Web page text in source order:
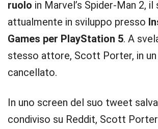
ruolo in Marvel’s Spider-Man 2, il
attualmente in sviluppo presso
Games per PlayStation 5. A
stesso attore, Scott Porter, in
cancellato.
In uno screen del suo tweet
condiviso su Reddit, Scott